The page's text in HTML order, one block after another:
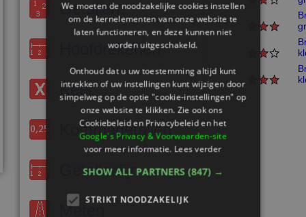
Getallen
Hoofdrekenen
Keer
Kommagetallen
Getallenlijn
Meten
We moeten de noodzakelijke cookies instellen
om de kernelementen van onze website te
laten functioneren, en deze kunnen niet
worden uitgeschakeld.
Onthoud dat u uw toestemming altijd kunt
intrekken of uw instellingen kunt wijzigen door
simpelweg op de optie "cookie-instellingen" op
onze website te klikken. Zie ook ons ​​
Cookiebeleid en Privacybeleid en het
Google's Privacy & Voorwaarden-site
voor meer informatie.Lees verder
SHOW ALL PARTNERS (847) →
STRIKT NOODZAKELIJK